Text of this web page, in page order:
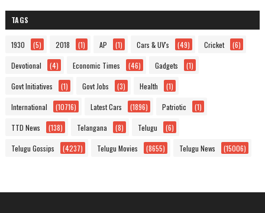
TAGS
1930 (5) 2018 (1) AP (1) Cars & UV's (49) Cricket (6)
Devotional (4) Economic Times (46) Gadgets (1)
Govt Initiatives (1) Govt Jobs (3) Health (1)
International (10716) Latest Cars (1896) Patriotic (1)
TTD News (138) Telangana (8) Telugu (6)
Telugu Gossips (4237) Telugu Movies (8655) Telugu News (15006)